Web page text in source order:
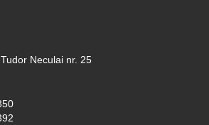
Neculai nr. 25